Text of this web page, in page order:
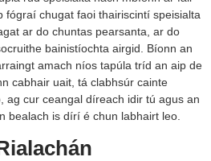
fógraí chugat faoi thairiscintí speisialta
ar do chuntas pearsanta, ar do
bainistíochta airgid. Bíonn an
amach níos tapúla tríd an aip de
cabhair uait, tá clabhsúr cainte
ag cur ceangal díreach idir tú agus an
bealach is dírí é chun labhairt leo.